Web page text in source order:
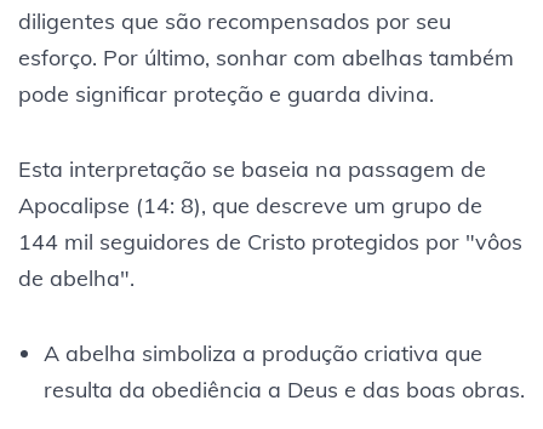
diligentes que são recompensados por seu
esforço. Por último, sonhar com abelhas também
pode significar proteção e guarda divina.
Esta interpretação se baseia na passagem de
Apocalipse (14: 8), que descreve um grupo de
144 mil seguidores de Cristo protegidos por "vôos
de abelha".
A abelha simboliza a produção criativa que
resulta da obediência a Deus e das boas obras.